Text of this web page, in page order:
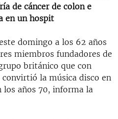
AMÉRICA LATINA
de cáncer de colon e
en un hospit
domingo a los 62 años
miembros fundadores de
británico que con
convirtió la música disco en
años 70, informa la